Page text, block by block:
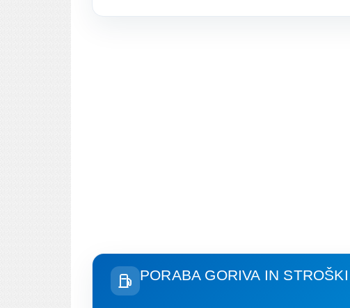
PORABA GORIVA IN